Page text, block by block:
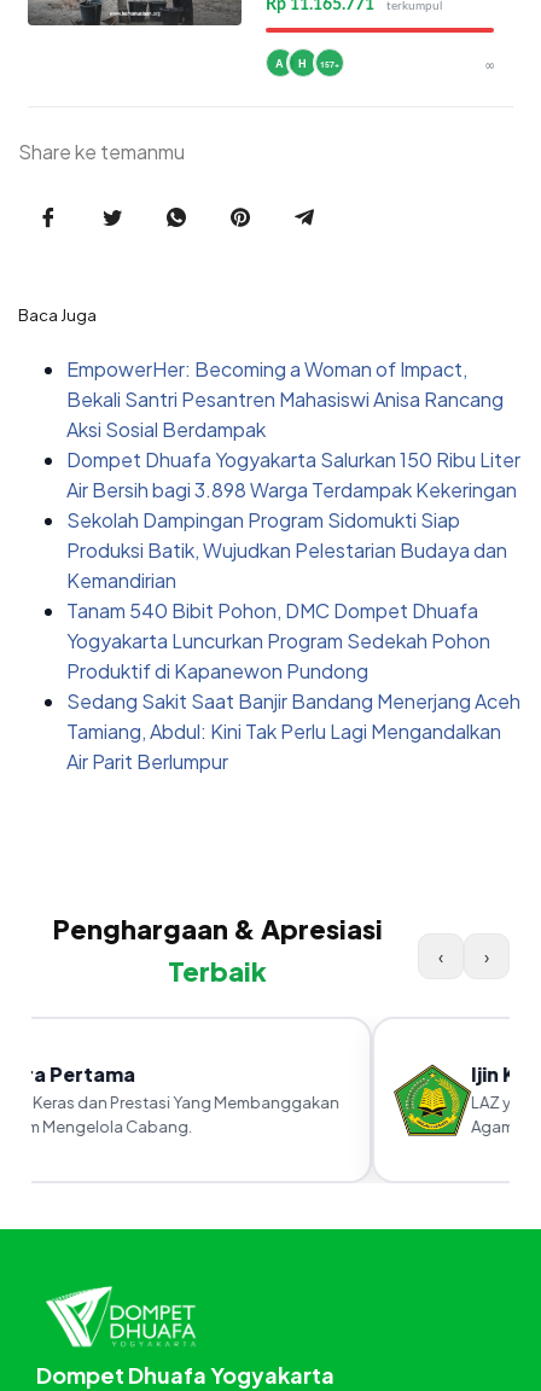
Rp 11.165.771 terkumpul
A H 157+ ∞
Share ke temanmu
Baca Juga
EmpowerHer: Becoming a Woman of Impact,
Bekali Santri Pesantren Mahasiswi Anisa Rancang
Aksi Sosial Berdampak
Dompet Dhuafa Yogyakarta Salurkan 150 Ribu Liter
Air Bersih bagi 3.898 Warga Terdampak Kekeringan
Sekolah Dampingan Program Sidomukti Siap
Produksi Batik, Wujudkan Pelestarian Budaya dan
Kemandirian
Tanam 540 Bibit Pohon, DMC Dompet Dhuafa
Yogyakarta Luncurkan Program Sedekah Pohon
Produktif di Kapanewon Pundong
Sedang Sakit Saat Banjir Bandang Menerjang Aceh
Tamiang, Abdul: Kini Tak Perlu Lagi Mengandalkan
Air Parit Berlumpur
Penghargaan & Apresiasi
Terbaik
‹ ›
Pertama
Keras dan Prestasi Yang Membanggakan
Mengelola Cabang.
Ijin
LAZ yang
Agama RI
Dompet Dhuafa Yogyakarta